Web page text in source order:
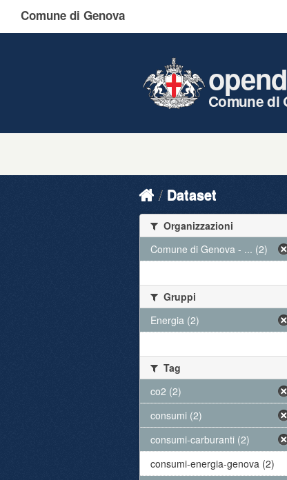
Comune di Genova
Comune di
Dataset
Organizzazioni
Comune di Genova - ... (2)
Gruppi
Energia (2)
Tag
co2 (2)
consumi (2)
consumi-carburanti (2)
consumi-energia-genova (2)